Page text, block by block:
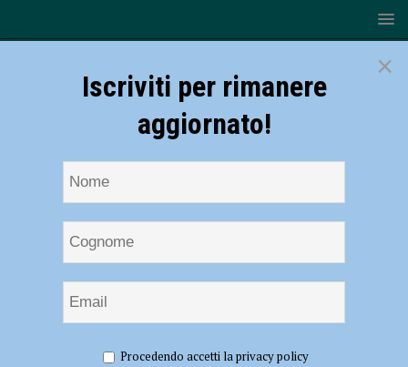
raddoppia, successo per la rassegna estiva del tartufo
×
Iscriviti per rimanere
aggiornato!
Procedendo accetti la privacy policy